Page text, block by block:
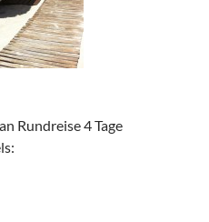
Rundreise 4 Tage